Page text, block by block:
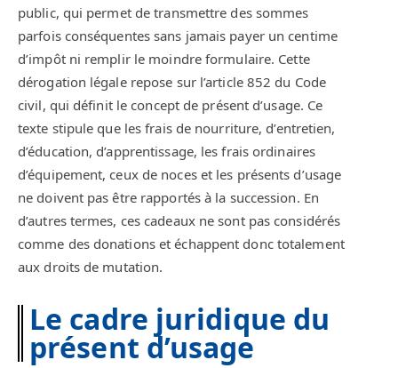
public, qui permet de transmettre des sommes
parfois conséquentes sans jamais payer un centime
d’impôt ni remplir le moindre formulaire. Cette
dérogation légale repose sur l’article 852 du Code
civil, qui définit le concept de présent d’usage. Ce
texte stipule que les frais de nourriture, d’entretien,
d’éducation, d’apprentissage, les frais ordinaires
d’équipement, ceux de noces et les présents d’usage
ne doivent pas être rapportés à la succession. En
d’autres termes, ces cadeaux ne sont pas considérés
comme des donations et échappent donc totalement
aux droits de mutation.
Le cadre juridique du
présent d’usage